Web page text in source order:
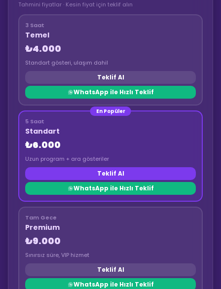
Tahmini fiyatlar · Kesin fiyat için teklif alın
3 Saat
Temel
₺4.000
Standart gösteri, ulaşım dahil
Teklif Al
WhatsApp ile Hızlı Teklif
En Popüler
5 Saat
Standart
₺6.000
Uzun program + ara gösteriler
Teklif Al
WhatsApp ile Hızlı Teklif
Tam Gece
Premium
₺9.000
Sınırsız süre, VIP hizmet
Teklif Al
WhatsApp ile Hızlı Teklif